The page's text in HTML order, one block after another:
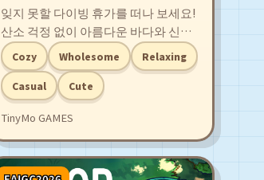
잊지 못할 다이빙 휴가를 떠나 보세요!
산소 걱정 없이 아름다운 바다와 신기
한 바다 생물을 만나고, 나만의 바다 도
감을 채우며 전 세계 잠수 친구들과 느
긋한 섬 시간을 즐겨요!
Cozy Wholesome Relaxing
Casual Cute
TinyMo GAMES